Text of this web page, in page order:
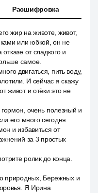
Расшифровка
жир на животе, живот,
или юбкой, он не
от сладкого и
самое.
двигаться, пить воду,
И сейчас я скажу
живот и отёки это не
очень полезный и
его много сегодня
и избавиться от
за 3 простых
ролик до конца.
природных, Бережных и
Я Ирина